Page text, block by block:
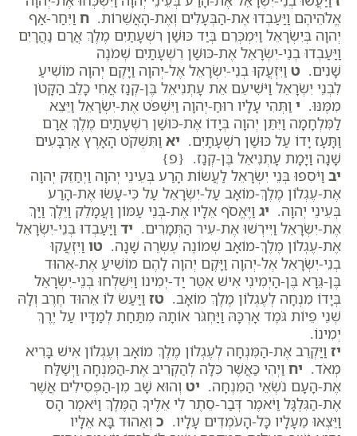
אֱלֹהֵיהֶם וַיַּעַבְדוּ אֶת-הַבְּעָלִים וְאֶת-הָאֲשֵׁרוֹת. ח וַיִּחַר-אַף
יְהוָה בְּיִשְׂרָאֵל וַיִּמְכְּרֵם בְּיַד כּוּשַׁן רִשְׁעָתַיִם מֶלֶךְ אֲרַם נַהֲרָיִם
וַיַּעַבְדוּ בְנֵי-יִשְׂרָאֵל אֶת-כּוּשַׁן רִשְׁעָתַיִם שְׁמֹנֶה
שָׁנִים. ט וַיִּזְעֲקוּ בְנֵי-יִשְׂרָאֵל אֶל-יְהוָה וַיָּקֶם יְהוָה מוֹשִׁיעַ
לִבְנֵי יִשְׂרָאֵל וַיֹּשִׁיעֵם אֵת עָתְנִיאֵל בֶּן-קְנַז אֲחִי כָלֵב הַקָּטֹן
מִמֶּנּוּ. י וַתְּהִי עָלָיו רוּחַ-יְהוָה וַיִּשְׁפֹּט אֶת-יִשְׂרָאֵל וַיֵּצֵא
לַמִּלְחָמָה וַיִּתֵּן יְהוָה בְּיָדוֹ אֶת-כּוּשַׁן רִשְׁעָתַיִם מֶלֶךְ אֲרָם
וַתָּעָז יָדוֹ עַל כּוּשַׁן רִשְׁעָתָיִם. יא וַתִּשְׁקֹט הָאָרֶץ אַרְבָּעִים
שָׁנָה וַיָּמָת עָתְנִיאֵל בֶּן-קְנַז. {פ}
יב וַיֹּסִפוּ בְּנֵי יִשְׂרָאֵל לַעֲשׂוֹת הָרַע בְּעֵינֵי יְהוָה וַיְחַזֵּק יְהוָה
אֶת-עֶגְלוֹן מֶלֶךְ-מוֹאָב עַל-יִשְׂרָאֵל עַל כִּי-עָשׂוּ אֶת-הָרַע
בְּעֵינֵי יְהוָה. יג וַיֶּאֱסֹף אֵלָיו אֶת-בְּנֵי עַמּוֹן וַעֲמָלֵק וַיֵּלֶךְ וַיַּךְ
אֶת-יִשְׂרָאֵל וַיִּירְשׁוּ אֶת-עִיר הַתְּמָרִים. יד וַיַּעַבְדוּ בְנֵי-יִשְׂרָאֵל
אֶת-עֶגְלוֹן מֶלֶךְ-מוֹאָב שְׁמוֹנֶה עֶשְׂרֵה שָׁנָה. טו וַיִּזְעֲקוּ
בְנֵי-יִשְׂרָאֵל אֶל-יְהוָה וַיָּקֶם יְהוָה לָהֶם מוֹשִׁיעַ אֶת-אֵהוּד
בֶּן-גֵּרָא בֶּן-הַיְמִינִי אִישׁ אִטֵּר יַד-יְמִינוֹ וַיִּשְׁלְחוּ בְנֵי-יִשְׂרָאֵל
בְּיָדוֹ מִנְחָה לְעֶגְלוֹן מֶלֶךְ מוֹאָב. טז וַיַּעַשׂ לוֹ אֵהוּד חֶרֶב וְלָהּ
שְׁנֵי פֵיוֹת גֹּמֶד אָרְכָּהּ וַיַּחְגֹּר אוֹתָהּ מִתַּחַת לְמַדָּיו עַל יֶרֶךְ
יְמִינוֹ.
יז וַיַּקְרֵב אֶת-הַמִּנְחָה לְעֶגְלוֹן מֶלֶךְ מוֹאָב וְעֶגְלוֹן אִישׁ בָּרִיא
מְאֹד. יח וַיְהִי כַּאֲשֶׁר כִּלָּה לְהַקְרִיב אֶת-הַמִּנְחָה וַיְשַׁלַּח
אֶת-הָעָם נֹשְׂאֵי הַמִּנְחָה. יט וְהוּא שָׁב מִן-הַפְּסִילִים אֲשֶׁר
אֶת-הַגִּלְגָּל וַיֹּאמֶר דְּבַר-סֵתֶר לִי אֵלֶיךָ הַמֶּלֶךְ וַיֹּאמֶר הָס
וַיֵּצְאוּ מֵעָלָיו כָּל-הָעֹמְדִים עָלָיו. כ וְאֵהוּד בָּא אֵלָיו